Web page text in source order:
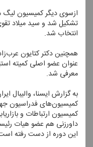
ازسوی دیگر كمیسیون
تشكیل شد و سید میلاد
انتخاب شد.
همچنین دكتر كتایون
عنوان عضو اصلی كمیته
معرفی شد.
به گزارش ایسنا، والیبال
كمیسیون‌های فدراسیون
كمیسیون ارتباطات و
این دوره از دست رفته